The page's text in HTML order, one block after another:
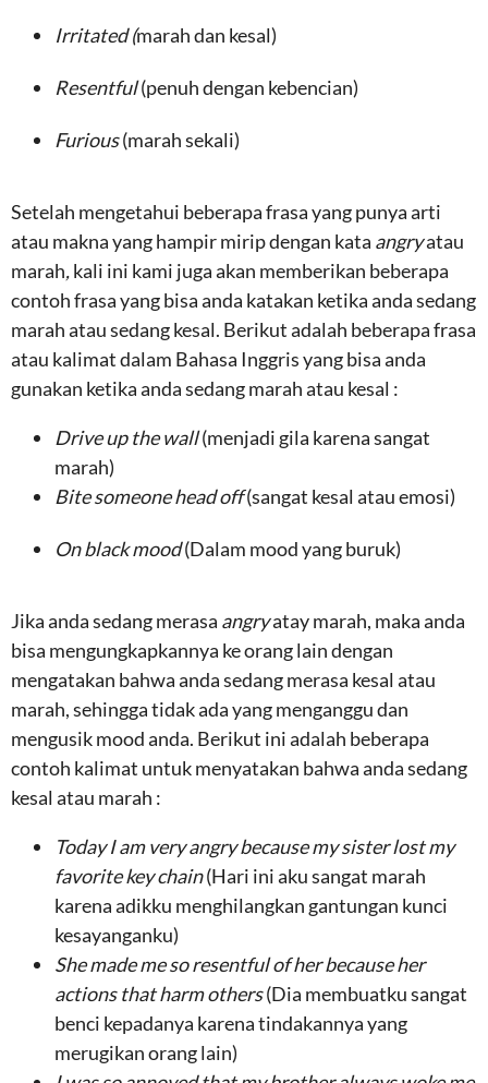
Irritated (marah dan kesal)
Resentful(penuh dengan kebencian)
Furious(marah sekali)
Setelah mengetahui beberapa frasa yang punya arti
atau makna yang hampir mirip dengan kata angryatau
marah,kali ini kami juga akan memberikan beberapa
contoh frasa yang bisa anda katakan ketika anda sedang
marah atau sedang kesal. Berikut adalah beberapa frasa
atau kalimat dalam Bahasa Inggris yang bisa anda
gunakan ketika anda sedang marah atau kesal :
Drive up the wall(menjadi gila karena sangat
marah)
Bite someone head off(sangat kesal atau emosi)
On black mood(Dalam mood yang buruk)
Jika anda sedang merasa angryatay marah, maka anda
bisa mengungkapkannya ke orang lain dengan
mengatakan bahwa anda sedang merasa kesal atau
marah, sehingga tidak ada yang menganggu dan
mengusik mood anda. Berikut ini adalah beberapa
contoh kalimat untuk menyatakan bahwa anda sedang
kesal atau marah :
Today I am very angry because my sister lost my
favorite key chain(Hari ini aku sangat marah
karena adikku menghilangkan gantungan kunci
kesayanganku)
She made me so resentful of her because her
actions that harm others(Dia membuatku sangat
benci kepadanya karena tindakannya yang
merugikan orang lain)